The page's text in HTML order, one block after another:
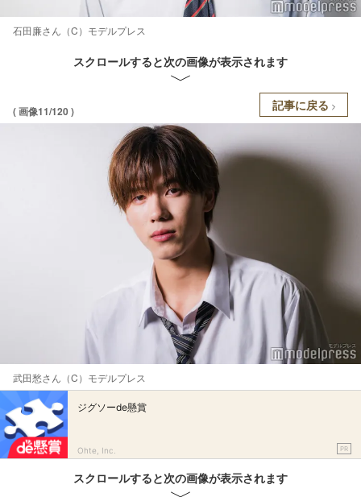
石田廉さん（C）モデルプレス
スクロールすると次の画像が表示されます
( 画像11/120 ) 記事に戻る
武田愁さん（C）モデルプレス
ジグソーde懸賞
Ohte, Inc. PR
スクロールすると次の画像が表示されます